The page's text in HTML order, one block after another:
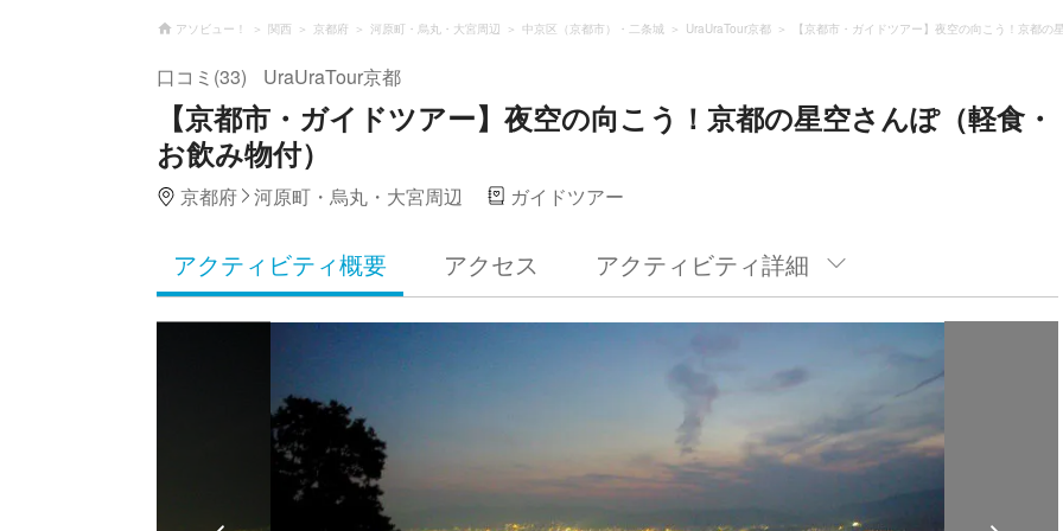
アソビュー！ 関西 京都府 河原町・烏丸・大宮周辺 中京区（京都市）・二条城 UraUraTour京都 【京都市・ガイドツアー】夜空の向こう！京都の
口コミ(33) UraUraTour京都
【京都市・ガイドツアー】夜空の向こう！京都の星空さんぽ（軽食・
お飲み物付）
京都府 河原町・烏丸・大宮周辺 ガイドツアー
アクティビティ概要 アクセス アクティビティ詳細